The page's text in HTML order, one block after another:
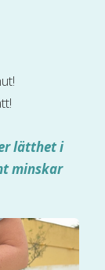
lätthet i
minskar